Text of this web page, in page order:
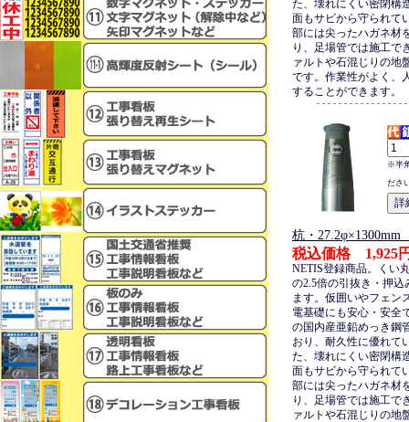
た、壊れにくい密閉構
面もサビから守られて
部には尖ったハガネ材
り、足場管では施工で
ァルトや石混じりの地
です。作業性がよく、
することができます。
※半
ださ
杭・27.2φ×1300mm
税込価格 1,925
NETIS登録商品。くい
の2.5倍の引抜き・押込
ます。仮囲いやフェン
電基礎にも安心・安全
の国内産亜鉛めっき鋼
おり、耐久性に優れて
た、壊れにくい密閉構
面もサビから守られて
部には尖ったハガネ材
り、足場管では施工で
ァルトや石混じりの地